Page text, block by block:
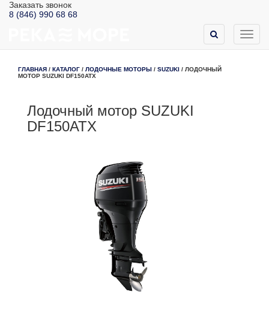
Заказать звонок
8 (846) 990 68 68
ГЛАВНАЯ / КАТАЛОГ / ЛОДОЧНЫЕ МОТОРЫ / SUZUKI / ЛОДОЧНЫЙ
МОТОР SUZUKI DF150ATX
Лодочный мотор SUZUKI
DF150ATX